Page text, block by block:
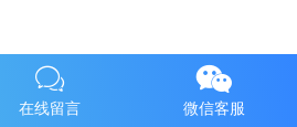
在线留言 微信客服